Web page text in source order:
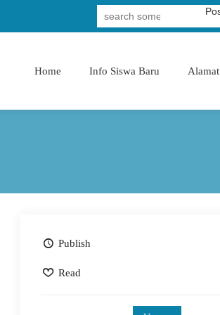
Membangun Pribadi Shaleh & Cerdas
Home Info Siswa Baru Alamat
Publish
Read